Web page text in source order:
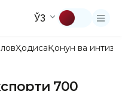
ЎЗ
ҲодисаҚонун ва
700